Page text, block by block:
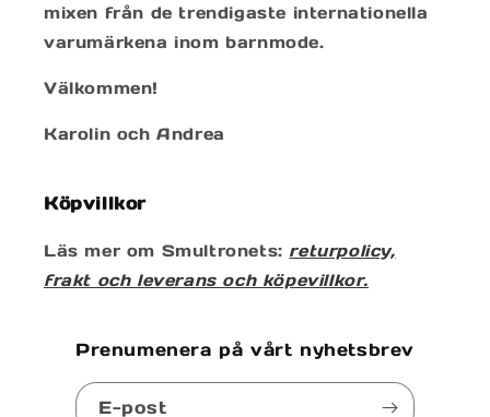
mixen från de trendigaste internationella
varumärkena inom barnmode.
Välkommen!
Karolin och Andrea
Köpvillkor
Läs mer om Smultronets: returpolicy,
frakt och leverans och köpevillkor.
Prenumenera på vårt nyhetsbrev
E-post